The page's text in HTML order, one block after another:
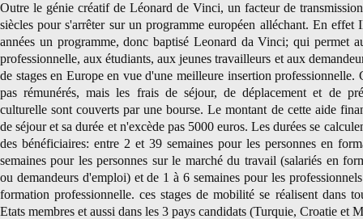
Outre le génie créatif de Léonard de Vinci, un facteur de
siècles pour s'arrêter sur un programme européen alléchant. En effet
années un programme, donc baptisé Leonard da Vinci; qui permet
professionnelle, aux étudiants, aux jeunes travailleurs et aux
de stages en Europe en vue d'une meilleure insertion professionnelle.
pas rémunérés, mais les frais de séjour, de déplacement et de
culturelle sont couverts par une bourse. Le montant de cette aide
de séjour et sa durée et n'excède pas 5000 euros. Les durées se
des bénéficiaires: entre 2 et 39 semaines pour les personnes en
semaines pour les personnes sur le marché du travail (salariés en
ou demandeurs d'emploi) et de 1 à 6 semaines pour les
formation professionnelle. ces stages de mobilité se réalisent dans
Etats membres et aussi dans les 3 pays candidats (Turquie, Croatie et